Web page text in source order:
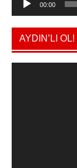
00:00
AYDIN’LI OL!
Video